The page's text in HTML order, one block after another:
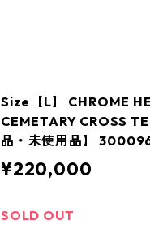
Size【L】 CHROME
CEMETARY CROSS
品・未使用品】
¥220,000
SOLD OUT